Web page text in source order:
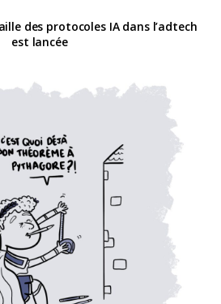
des protocoles IA dans l’adtech
est lancée